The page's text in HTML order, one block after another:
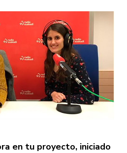
en tu proyecto, iniciado